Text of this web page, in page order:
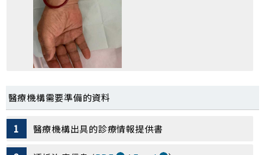
醫療機構需要準備的資料
醫療機構出具的診療情報提供書